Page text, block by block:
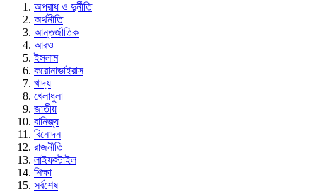
অপরাধ ও দুর্নীতি
অর্থনীতি
আন্তর্জাতিক
আরও
ইসলাম
করোনাভাইরাস
খাদ্য
খেলাধুলা
জাতীয়
বানিজ্য
বিনোদন
রাজনীতি
লাইফস্টাইল
শিক্ষা
সর্বশেষ